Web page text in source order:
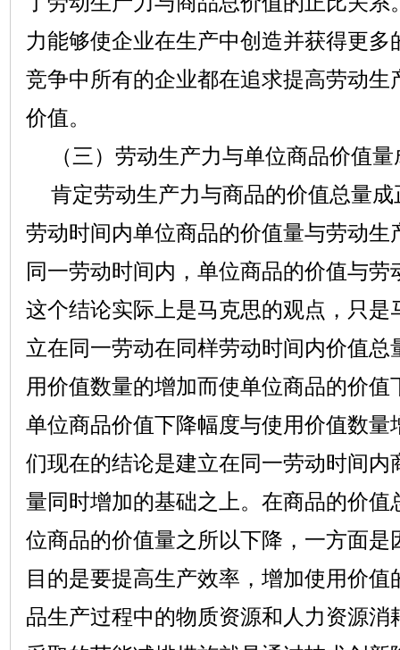
力能够使企业在生产中创造并获得更多
竞争中所有的企业都在追求提高劳动生
价值。
（三）劳动生产力与单位商品价值量
肯定劳动生产力与商品的价值总量成
劳动时间内单位商品的价值量与劳动生
同一劳动时间内，单位商品的价值与
这个结论实际上是马克思的观点，只是
立在同一劳动在同样劳动时间内价值总
用价值数量的增加而使单位商品的价
单位商品价值下降幅度与使用价值数量
们现在的结论是建立在同一劳动时间内
量同时增加的基础之上。在商品的价值
位商品的价值量之所以下降，一方面是
目的是要提高生产效率，增加使用价
品生产过程中的物质资源和人力资源消